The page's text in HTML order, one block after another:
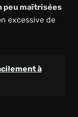
peu maîtrisées
excessive de
à